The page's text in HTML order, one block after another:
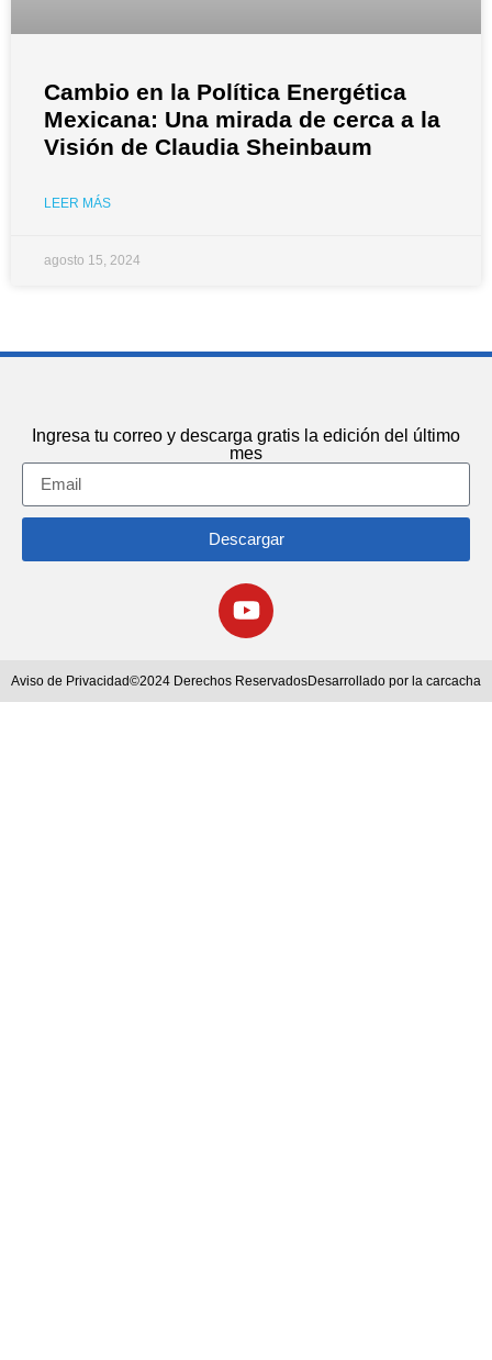
Cambio en la Política Energética
Mexicana: Una mirada de cerca a la
Visión de Claudia Sheinbaum
LEER MÁS
agosto 15, 2024
Ingresa tu correo y descarga gratis la edición del último
mes
Descargar
Aviso de Privacidad©2024 Derechos ReservadosDesarrollado por la carcacha